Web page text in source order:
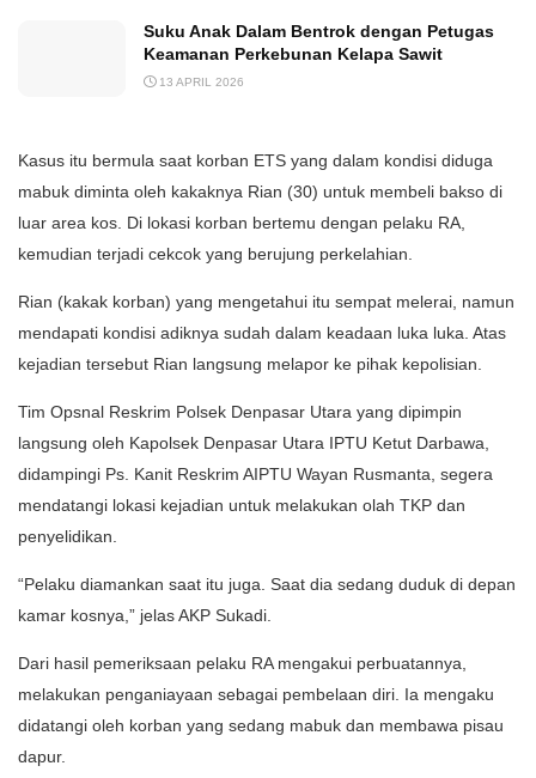
Suku Anak Dalam Bentrok dengan Petugas
Keamanan Perkebunan Kelapa Sawit
13 APRIL 2026
Kasus itu bermula saat korban ETS yang dalam kondisi diduga
mabuk diminta oleh kakaknya Rian (30) untuk membeli bakso di
luar area kos. Di lokasi korban bertemu dengan pelaku RA,
kemudian terjadi cekcok yang berujung perkelahian.
Rian (kakak korban) yang mengetahui itu sempat melerai, namun
mendapati kondisi adiknya sudah dalam keadaan luka luka. Atas
kejadian tersebut Rian langsung melapor ke pihak kepolisian.
Tim Opsnal Reskrim Polsek Denpasar Utara yang dipimpin
langsung oleh Kapolsek Denpasar Utara IPTU Ketut Darbawa,
didampingi Ps. Kanit Reskrim AIPTU Wayan Rusmanta, segera
mendatangi lokasi kejadian untuk melakukan olah TKP dan
penyelidikan.
“Pelaku diamankan saat itu juga. Saat dia sedang duduk di depan
kamar kosnya,” jelas AKP Sukadi.
Dari hasil pemeriksaan pelaku RA mengakui perbuatannya,
melakukan penganiayaan sebagai pembelaan diri. Ia mengaku
didatangi oleh korban yang sedang mabuk dan membawa pisau
dapur.